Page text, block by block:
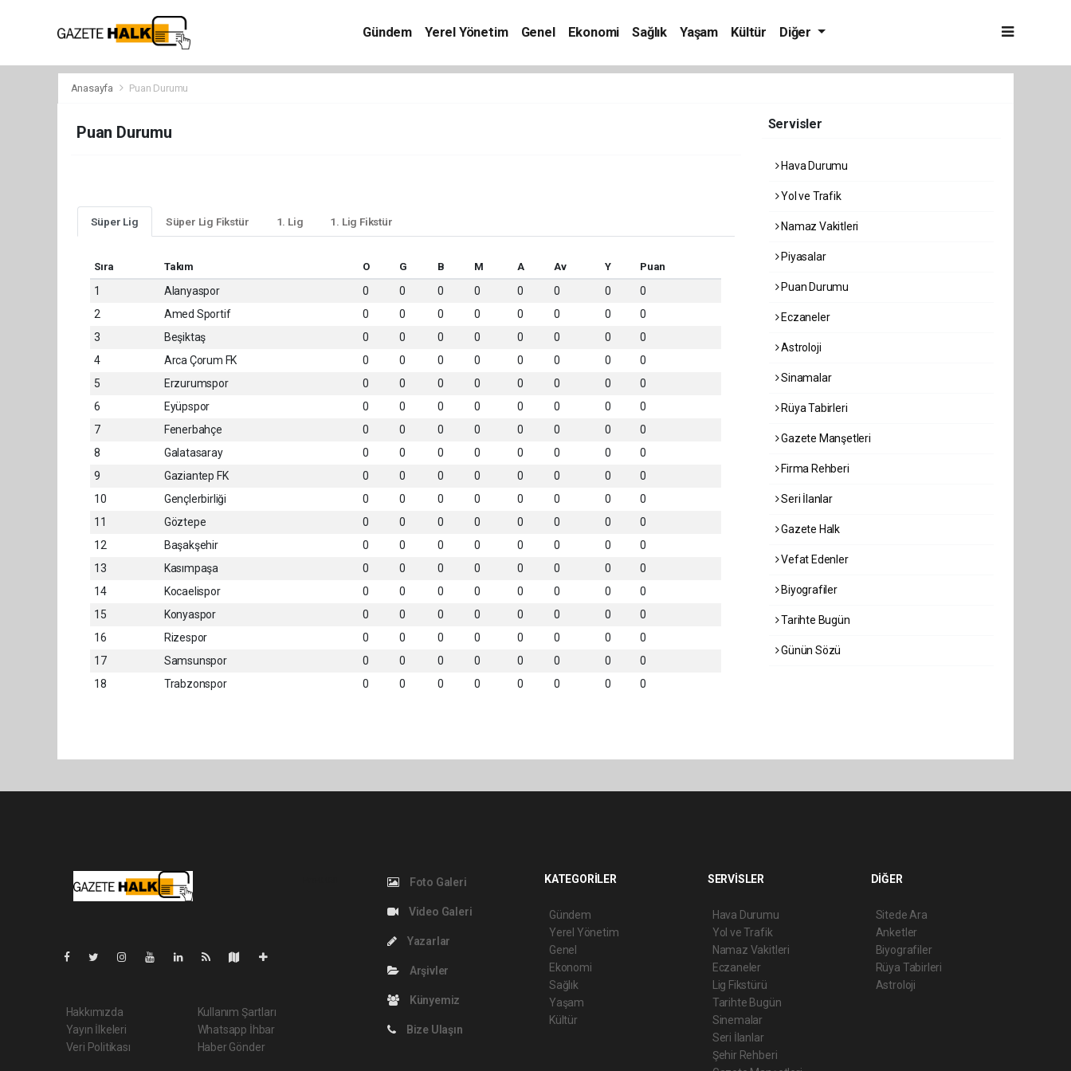
Gündem Yerel Yönetim Genel Ekonomi Sağlık Yaşam Kültür Diğer
Anasayfa Puan Durumu
Puan Durumu
Süper Lig Süper Lig Fikstür 1. Lig 1. Lig Fikstür
Sıra Takım O G B M A Av Y Puan
1 Alanyaspor 0 0 0 0 0 0 0
0
2
Amed Sportif 0 0 0 0 0 0 0
0
3
Beşiktaş 0 0 0 0 0 0 0
0
4
Arca Çorum FK 0 0 0 0 0 0 0
0
5
Erzurumspor 0 0 0 0 0 0 0
0
6
Eyüpspor 0 0 0 0 0 0 0
0
7
Fenerbahçe 0 0 0 0 0 0 0
0
8
Galatasaray 0 0 0 0 0 0 0
0
9
Gaziantep FK 0 0 0 0 0 0 0
0
10
Gençlerbirliği 0 0 0 0 0 0 0
0
11
Göztepe 0 0 0 0 0 0 0
0
12
Başakşehir 0 0 0 0 0 0 0
0
13
Kasımpaşa 0 0 0 0 0 0 0
0
14
Kocaelispor 0 0 0 0 0 0 0
0
15
Konyaspor 0 0 0 0 0 0 0
0
16
Rizespor 0 0 0 0 0 0 0
0
17
Samsunspor 0 0 0 0 0 0 0
0
18
Trabzonspor 0 0 0 0 0 0 0 0
Servisler
Hava Durumu
Yol ve Trafik
Namaz Vakitleri
Piyasalar
Puan Durumu
Eczaneler
Astroloji
Sinamalar
Rüya Tabirleri
Gazete Manşetleri
Firma Rehberi
Seri İlanlar
Gazete Halk
Vefat Edenler
Biyografiler
Tarihte Bugün
Günün Sözü
Hakkımızda
Yayın İlkeleri
Veri Politikası
Kullanım Şartları
Whatsapp İhbar
Haber Gönder
Foto Galeri
Video Galeri
Yazarlar
Arşivler
Künyemiz
Bize Ulaşın
KATEGORİLER
Gündem
Yerel Yönetim
Genel
Ekonomi
Sağlık
Yaşam
Kültür
SERVİSLER
Hava Durumu
Yol ve Trafik
Namaz Vakitleri
Eczaneler
Lig Fikstürü
Tarihte Bugün
Sinemalar
Seri İlanlar
Şehir Rehberi
DİĞER
Sitede Ara
Anketler
Biyografiler
Rüya Tabirleri
Astroloji